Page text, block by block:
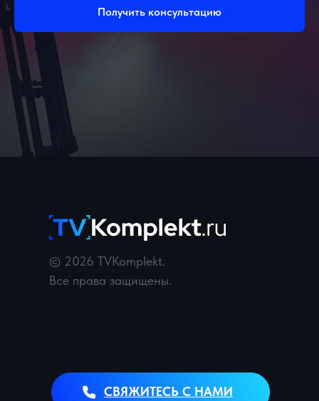
Получить консультацию
© 2026 TVKomplekt.
Все права защищены.
СВЯЖИТЕСЬ С НАМИ